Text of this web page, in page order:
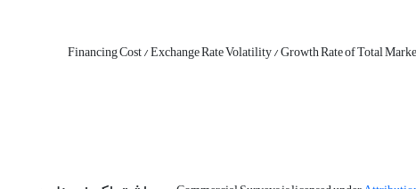
Financing Cost / Exchange Rate Volatility / Growth Rate of Total